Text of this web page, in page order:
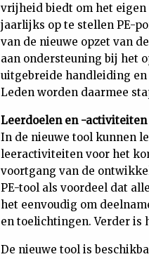
vrijheid biedt om het eigen
jaarlijks op te stellen PE-
van de nieuwe opzet van
aan ondersteuning bij het
uitgebreide handleiding
Leden worden daarmee
Leerdoelen en -activiteiten
In de nieuwe tool kunnen
leeractiviteiten voor het
voortgang van de
PE-tool als voordeel dat
het eenvoudig om
en toelichtingen. Verder is
De nieuwe tool is